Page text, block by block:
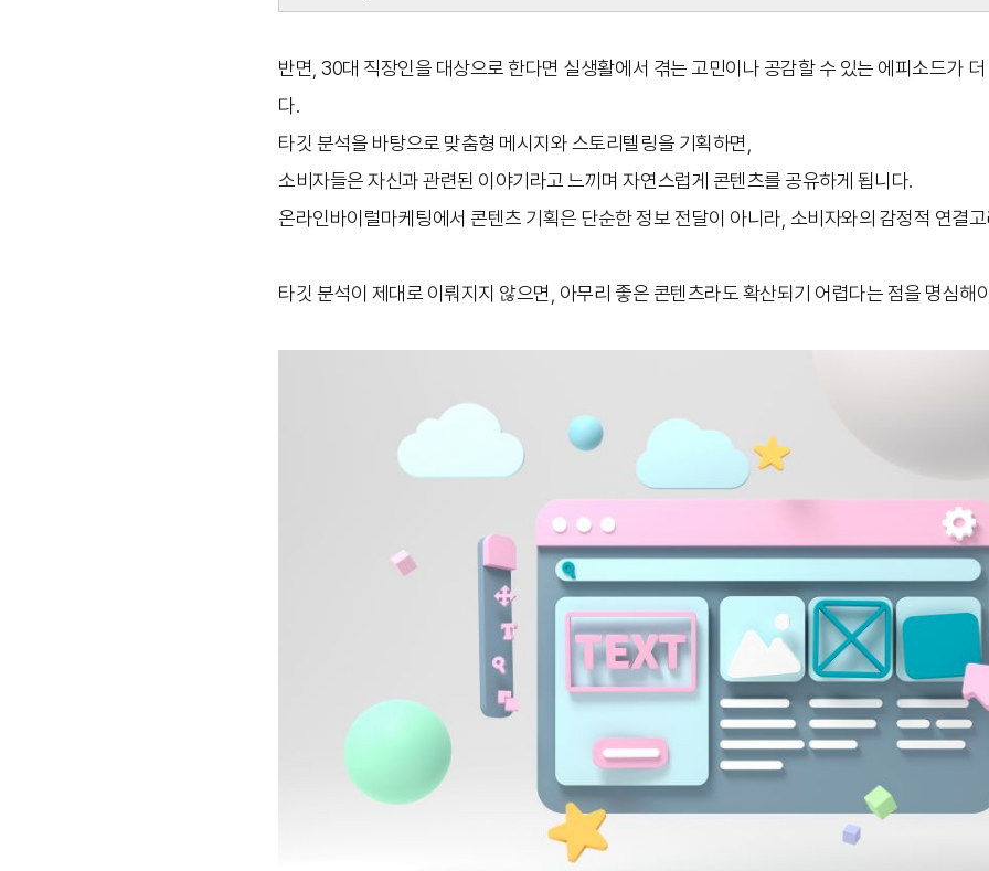
반면, 30대 직장인을 대상으로 한다면 실생활에서 겪는 고민이나 공감할 수 있는 에피소드가 더
다.
타깃 분석을 바탕으로 맞춤형 메시지와 스토리텔링을 기획하면,
소비자들은 자신과 관련된 이야기라고 느끼며 자연스럽게 콘텐츠를 공유하게 됩니다.
온라인바이럴마케팅에서 콘텐츠 기획은 단순한 정보 전달이 아니라, 소비자와의 감정적 연결
타깃 분석이 제대로 이뤄지지 않으면, 아무리 좋은 콘텐츠라도 확산되기 어렵다는 점을 명심해